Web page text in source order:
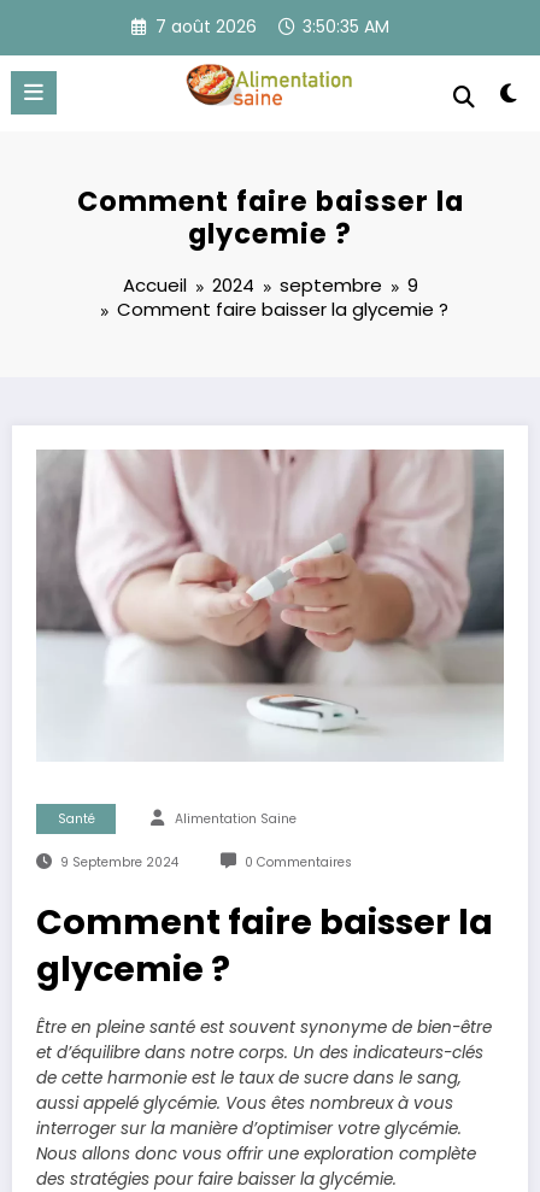
contenu
7 août 2026 3:50:35 AM
Comment faire baisser la
glycemie ?
Accueil 2024 septembre
9
Comment faire baisser la glycemie ?
Santé Alimentation Saine
9 Septembre 2024 0 Commentaires
Comment faire baisser la
glycemie ?
Être en pleine santé est souvent synonyme de bien-être
et d’équilibre dans notre corps. Un des indicateurs-clés
de cette harmonie est le taux de sucre dans le sang,
aussi appelé glycémie. Vous êtes nombreux à vous
interroger sur la manière d’optimiser votre glycémie.
Nous allons donc vous offrir une exploration complète
des stratégies pour faire baisser la glycémie.